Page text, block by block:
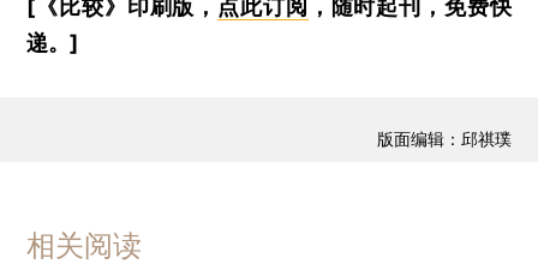
[《比较》印刷版， 点此订阅 ，随时起刊，免费快
递。]
版面编辑：邱祺璞
相关阅读